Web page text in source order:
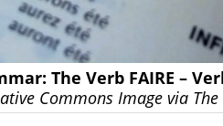
The Verb FAIRE –
Commons Image via The